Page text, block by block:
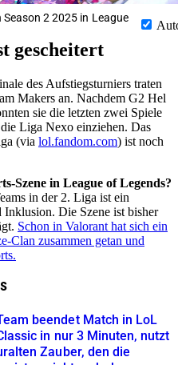
2 2025 in League
gescheitert
des Aufstiegsturniers traten
Makers an. Nachdem G2 Hel
sie die letzten zwei Spiele
Liga Nexo einziehen. Das
(via lol.fandom.com) ist noch
Szene in League of Legends?
in der 2. Liga ist ein
Die Szene ist bisher
Schon in Valorant hat sich ein
Clan zusammen getan und
beendet Match in LoL
in nur 3 Minuten, nutzt
Zauber, den die